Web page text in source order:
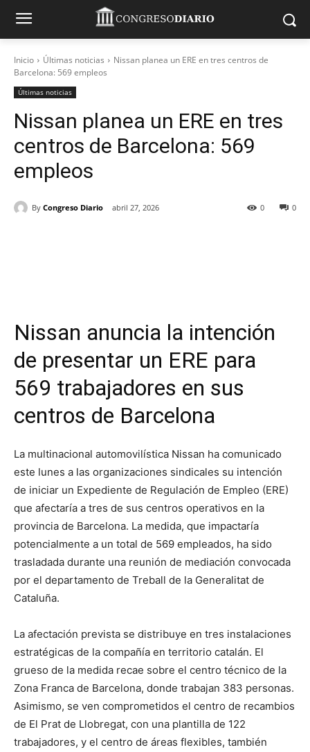
Inicio Últimas noticias
Nissan planea un ERE en tres centros de
Barcelona: 569 empleos
Últimas noticias
Nissan planea un ERE en tres
centros de Barcelona: 569
empleos
By Congreso Diario abril 27, 2026 0
0
Nissan anuncia la intención
de presentar un ERE para
569 trabajadores en sus
centros de Barcelona
La multinacional automovilística Nissan ha comunicado
este lunes a las organizaciones sindicales su intención
de iniciar un Expediente de Regulación de Empleo (ERE)
que afectaría a tres de sus centros operativos en la
provincia de Barcelona. La medida, que impactaría
potencialmente a un total de 569 empleados, ha sido
trasladada durante una reunión de mediación convocada
por el departamento de Treball de la Generalitat de
Cataluña.
La afectación prevista se distribuye en tres instalaciones
estratégicas de la compañía en territorio catalán. El
grueso de la medida recae sobre el centro técnico de la
Zona Franca de Barcelona, donde trabajan 383 personas.
Asimismo, se ven comprometidos el centro de recambios
de El Prat de Llobregat, con una plantilla de 122
trabajadores, y el centro de áreas flexibles, también